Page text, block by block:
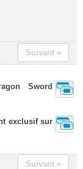
Suivant »
Sword
exclusif sur
Suivant »